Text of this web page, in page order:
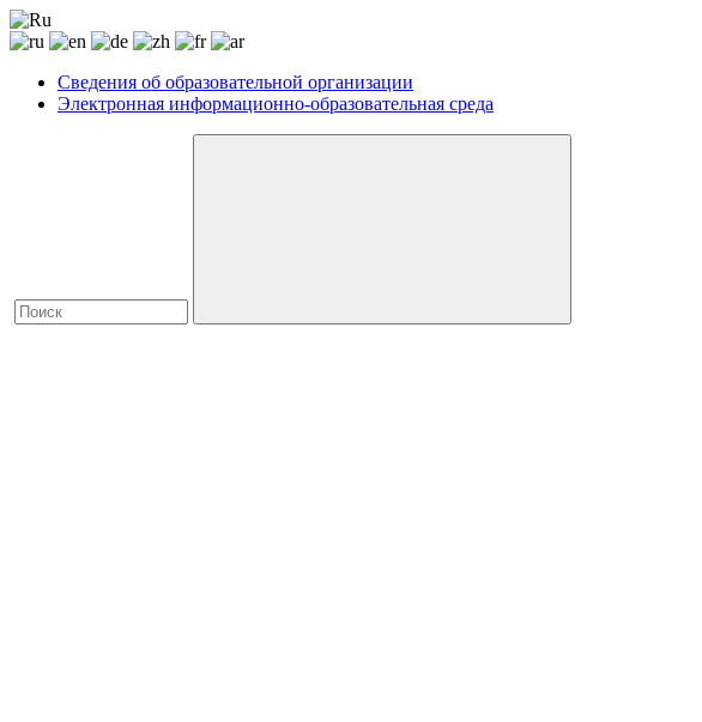
Сведения об образовательной организации
Электронная информационно-образовательная среда